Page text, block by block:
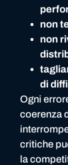
non
non
di
Ogni
coerenza
critiche
la